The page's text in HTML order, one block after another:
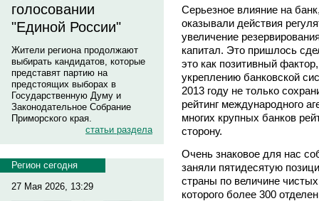
голосовании
"Единой России"
Жители региона продолжают
выбирать кандидатов, которые
представят партию на
предстоящих выборах в
Государственную Думу и
Законодательное Собрание
Приморского края.
статьи раздела
Регион сегодня
27 Мая 2026, 13:29
Серьезное влияние на
оказывали действия
увеличение
капитал. Это пришлось
это как позитивный
укреплению банковской
2013 году не только
рейтинг международного
многих крупных банков
сторону.
Очень знаковое для нас
заняли пятидесятую
страны по величине
которого более 300